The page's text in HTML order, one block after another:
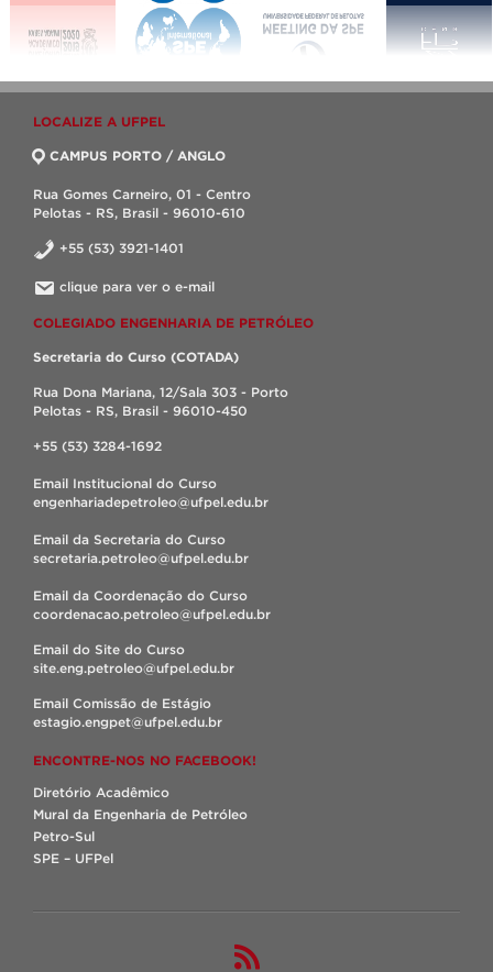
LOCALIZE A UFPEL
CAMPUS PORTO / ANGLO
Rua Gomes Carneiro, 01 - Centro
Pelotas - RS, Brasil - 96010-610
+55 (53) 3921-1401
clique para ver o e-mail
COLEGIADO ENGENHARIA DE PETRÓLEO
Secretaria do Curso (COTADA)
Rua Dona Mariana, 12/Sala 303 - Porto
Pelotas - RS, Brasil - 96010-450
+55 (53) 3284-1692
Email Institucional do Curso
engenhariadepetroleo@ufpel.edu.br
Email da Secretaria do Curso
secretaria.petroleo@ufpel.edu.br
Email da Coordenação do Curso
coordenacao.petroleo@ufpel.edu.br
Email do Site do Curso
site.eng.petroleo@ufpel.edu.br
Email Comissão de Estágio
estagio.engpet@ufpel.edu.br
ENCONTRE-NOS NO FACEBOOK!
Diretório Acadêmico
Mural da Engenharia de Petróleo
Petro-Sul
SPE – UFPel